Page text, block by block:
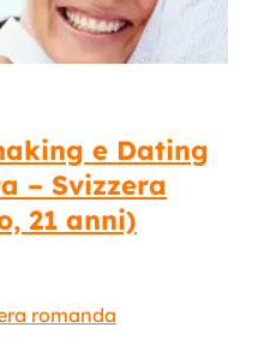
e Dating
– Svizzera
21 anni)
romanda